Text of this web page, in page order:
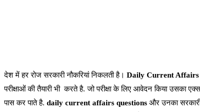
देश में हर रोज सरकारी नौकरियां निकलती है। Daily Current
परीक्षाओं की तैयारी भी करते है. जो परीक्षा के लिए आवेदन किया उसका
पास कर पाते है. daily current affairs questions और उनका